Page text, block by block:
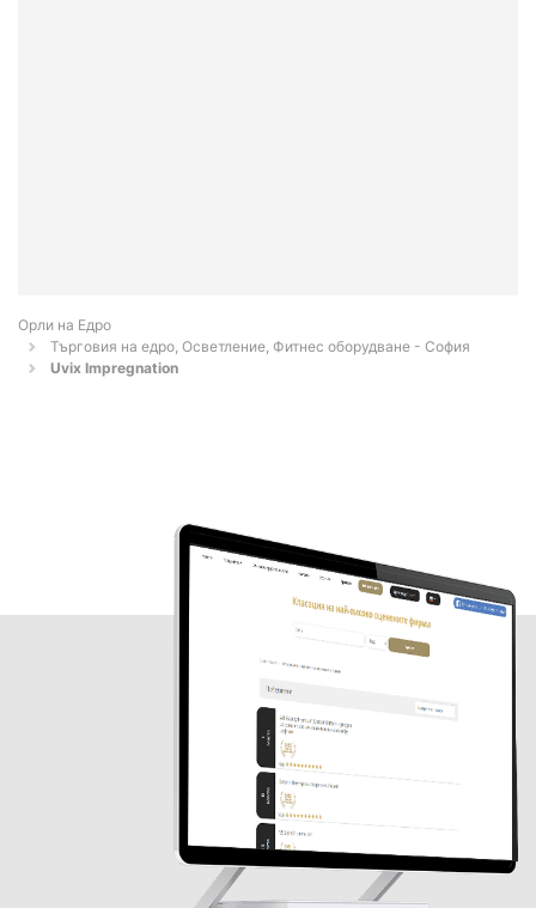
Орли на Едро
Търговия на едро, Осветление, Фитнес оборудване - София
Uvix Impregnation